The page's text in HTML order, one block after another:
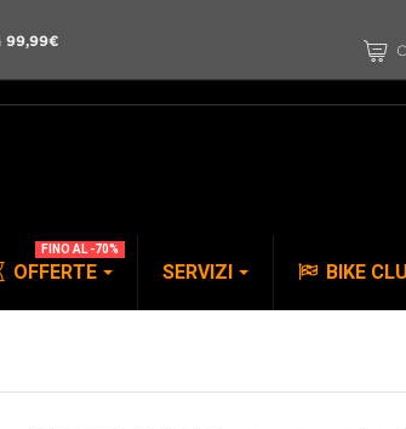
99,99€
OFFERTE
FINO AL -70%
SERVIZI BIKE